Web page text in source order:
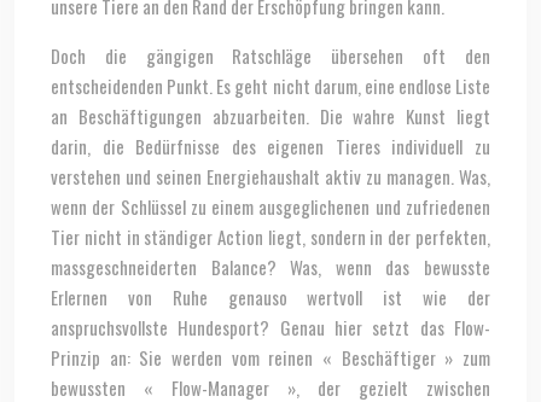
unsere Tiere an den Rand der Erschöpfung bringen kann.
Doch die gängigen Ratschläge übersehen oft den
entscheidenden Punkt. Es geht nicht darum, eine endlose Liste
an Beschäftigungen abzuarbeiten. Die wahre Kunst liegt
darin, die Bedürfnisse des eigenen Tieres individuell zu
verstehen und seinen Energiehaushalt aktiv zu managen. Was,
wenn der Schlüssel zu einem ausgeglichenen und zufriedenen
Tier nicht in ständiger Action liegt, sondern in der perfekten,
massgeschneiderten Balance? Was, wenn das bewusste
Erlernen von Ruhe genauso wertvoll ist wie der
anspruchsvollste Hundesport? Genau hier setzt das Flow-
Prinzip an: Sie werden vom reinen « Beschäftiger » zum
bewussten « Flow-Manager », der gezielt zwischen